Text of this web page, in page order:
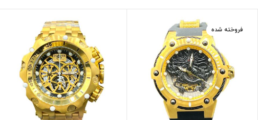
فروخته شده